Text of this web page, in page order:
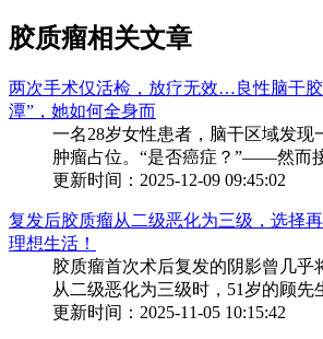
胶质瘤相关文章
两次手术仅活检，放疗无效…良性脑干
潭”，她如何全身而
一名28岁女性患者，脑干区域发现
肿瘤占位。“是否癌症？”——然而
更新时间：2025-12-09 09:45:02
复发后胶质瘤从二级恶化为三级，选择
理想生活！
胶质瘤首次术后复发的阴影曾几乎
从二级恶化为三级时，51岁的顾先
更新时间：2025-11-05 10:15:42